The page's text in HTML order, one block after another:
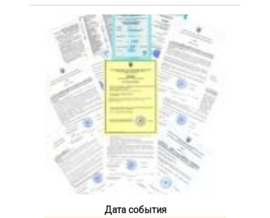
Дата события